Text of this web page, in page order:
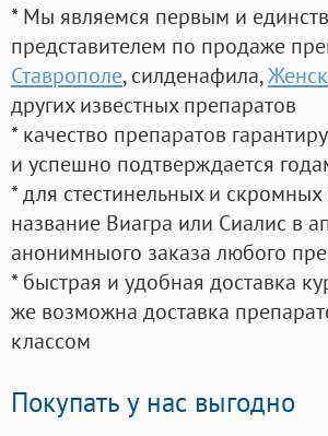
* Мы являемся первым и
представителем по продаже
Ставрополе, силденафила,
других известных препаратов
* качество препаратов
и успешно подтверждается
* для стестинельных и
название Виагра или Сиалис в
анонимныого заказа любого
* быстрая и удобная доставка
же возможна доставка
классом
Покупать у нас выгодно